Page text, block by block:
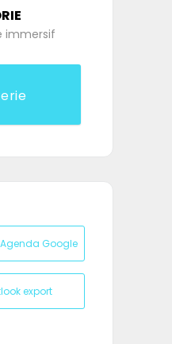
immersif
Google
export